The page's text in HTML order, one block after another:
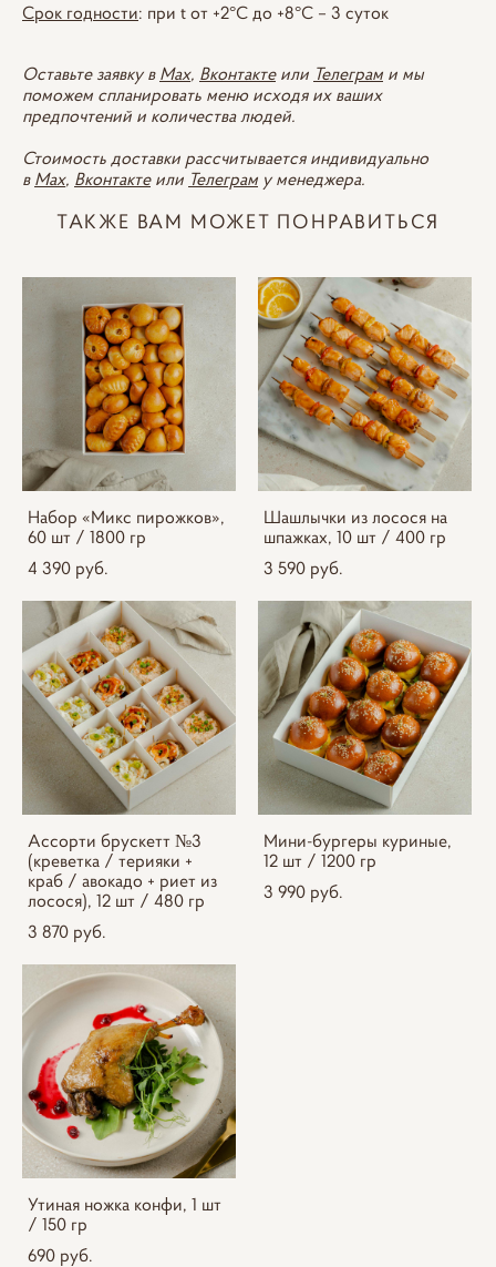
Срок годности: при t от +2°С до +8°С – 3 суток
Оставьте заявку в Max, Вконтактеили Телеграм и мы
поможем спланировать меню исходя их ваших
предпочтений и количества людей.
Стоимость доставки рассчитывается индивидуально
в Max, Вконтактеили Телеграм у менеджера.
ТАКЖЕ ВАМ МОЖЕТ ПОНРАВИТЬСЯ
Набор «Микс пирожков»,
60 шт / 1800 гр
4 390 pуб.
Шашлычки из лосося на
шпажках, 10 шт / 400 гр
3 590 pуб.
Ассорти брускетт №3
(креветка / терияки +
краб / авокадо + риет из
лосося), 12 шт / 480 гр
3 870 pуб.
Мини-бургеры куриные,
12 шт / 1200 гр
3 990 pуб.
Утиная ножка конфи, 1 шт
/ 150 гр
690 pуб.